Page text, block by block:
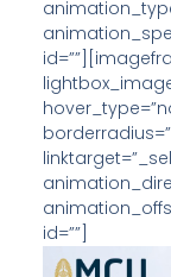
id=””]